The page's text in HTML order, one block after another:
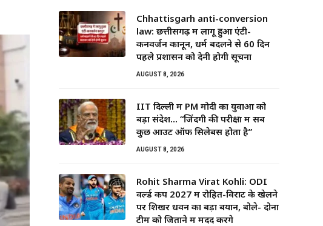
Chhattisgarh anti-conversion
law: छत्तीसगढ़ में लागू हुआ एंटी-
कनवर्जन कानून, धर्म बदलने से 60 दिन
पहले प्रशासन को देनी होगी सूचना
AUGUST 8, 2026
IIT दिल्ली में PM मोदी का युवाओं को
बड़ा संदेश… “जिंदगी की परीक्षा में सब
कुछ आउट ऑफ सिलेबस होता है”
AUGUST 8, 2026
Rohit Sharma Virat Kohli: ODI
वर्ल्ड कप 2027 में रोहित-विराट के खेलने
पर शिखर धवन का बड़ा बयान, बोले- दोनों
टीम को जिताने में मदद करेंगे